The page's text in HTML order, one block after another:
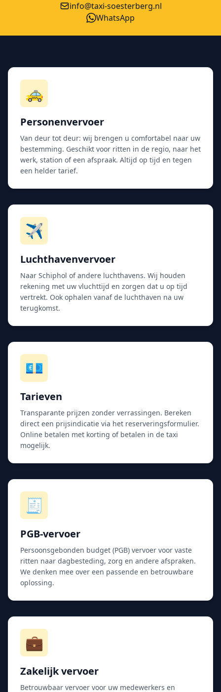
info@taxi-soesterberg.nl
WhatsApp
🚕
Personenvervoer
Van deur tot deur: wij brengen u comfortabel naar uw
bestemming. Geschikt voor ritten in de regio, naar het
werk, station of een afspraak. Altijd op tijd en tegen
een helder tarief.
✈️
Luchthavenvervoer
Naar Schiphol of andere luchthavens. Wij houden
rekening met uw vluchttijd en zorgen dat u op tijd
vertrekt. Ook ophalen vanaf de luchthaven na uw
terugkomst.
💶
Tarieven
Transparante prijzen zonder verrassingen. Bereken
direct een prijsindicatie via het reserveringsformulier.
Online betalen met korting of betalen in de taxi
mogelijk.
🧾
PGB-vervoer
Persoonsgebonden budget (PGB) vervoer voor vaste
ritten naar dagbesteding, zorg en andere afspraken.
We denken mee over een passende en betrouwbare
oplossing.
💼
Zakelijk vervoer
Betrouwbaar vervoer voor uw medewerkers en